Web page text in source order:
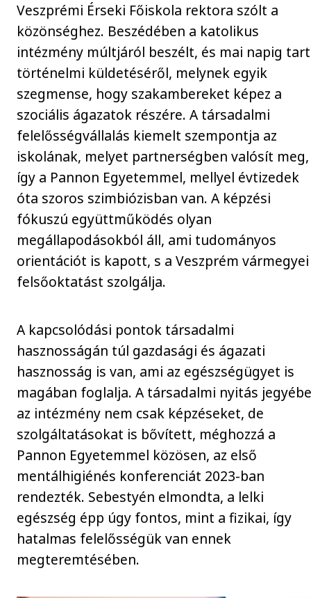
Veszprémi Érseki Főiskola rektora szólt a
közönséghez. Beszédében a katolikus
intézmény múltjáról beszélt, és mai napig
történelmi küldetéséről, melynek egyik
szegmense, hogy szakambereket képez a
szociális ágazatok részére. A társadalmi
felelősségvállalás kiemelt szempontja az
iskolának, melyet partnerségben valósít meg,
így a Pannon Egyetemmel, mellyel évtizedek
óta szoros szimbiózisban van. A képzési
fókuszú együttműködés olyan
megállapodásokból áll, ami tudományos
orientációt is kapott, s a Veszprém vármegyei
felsőoktatást szolgálja.
A kapcsolódási pontok társadalmi
hasznosságán túl gazdasági és ágazati
hasznosság is van, ami az egészségügyet is
magában foglalja. A társadalmi nyitás
az intézmény nem csak képzéseket, de
szolgáltatásokat is bővített, méghozzá a
Pannon Egyetemmel közösen, az első
mentálhigiénés konferenciát 2023-ban
rendezték. Sebestyén elmondta, a lelki
egészség épp úgy fontos, mint a fizikai, így
hatalmas felelősségük van ennek
megteremtésében.